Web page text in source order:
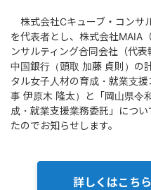
株式会社Cキューブ・コンサ
を代表者とし、株式会社MAIA
ンサルティング合同会社（代
中国銀行（頭取 加藤 貞則）の
タル女子人材の育成・就業支
事 伊原木 隆太）と「岡山県令
成・就業支援業務委託」につ
たのでお知らせします。
詳しくはこち